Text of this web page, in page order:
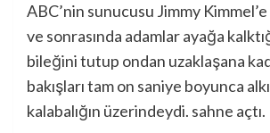
ABC’nin sunucusu Jimmy
ve sonrasında adamlar ayağa
bileğini tutup ondan uzaklaşana
bakışları tam on saniye boyunca
kalabalığın üzerindeydi. sahne açtı.